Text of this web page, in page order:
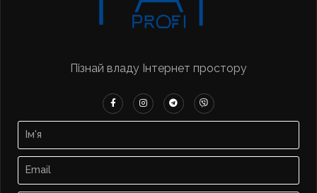
Пізнай владу Інтернет простору